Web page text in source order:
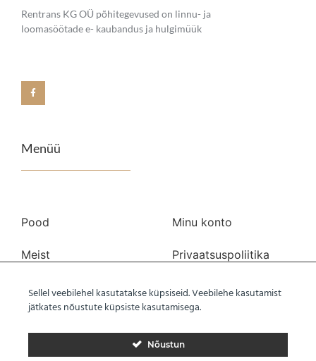
Rentrans KG OÜ põhitegevused on linnu- ja
loomasöötade e- kaubandus ja hulgimüük
Menüü
Pood
Meist
Transport
Minu konto
Privaatsuspoliitika
Kasutustingimused
Sellel veebilehel kasutatakse küpsiseid. Veebilehe kasutamist
jätkates nõustute küpsiste kasutamisega.
Nõustun